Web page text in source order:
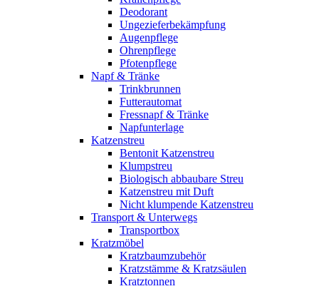
Deodorant
Ungezieferbekämpfung
Augenpflege
Ohrenpflege
Pfotenpflege
Napf & Tränke
Trinkbrunnen
Futterautomat
Fressnapf & Tränke
Napfunterlage
Katzenstreu
Bentonit Katzenstreu
Klumpstreu
Biologisch abbaubare Streu
Katzenstreu mit Duft
Nicht klumpende Katzenstreu
Transport & Unterwegs
Transportbox
Kratzmöbel
Kratzbaumzubehör
Kratzstämme & Kratzsäulen
Kratztonnen